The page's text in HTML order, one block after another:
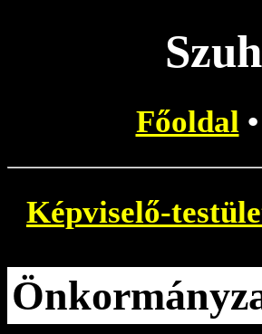
Főoldal•
Képviselő-